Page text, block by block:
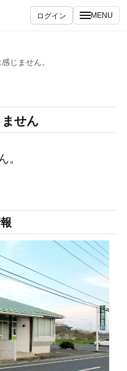
ログイン MENU
じません。
せん